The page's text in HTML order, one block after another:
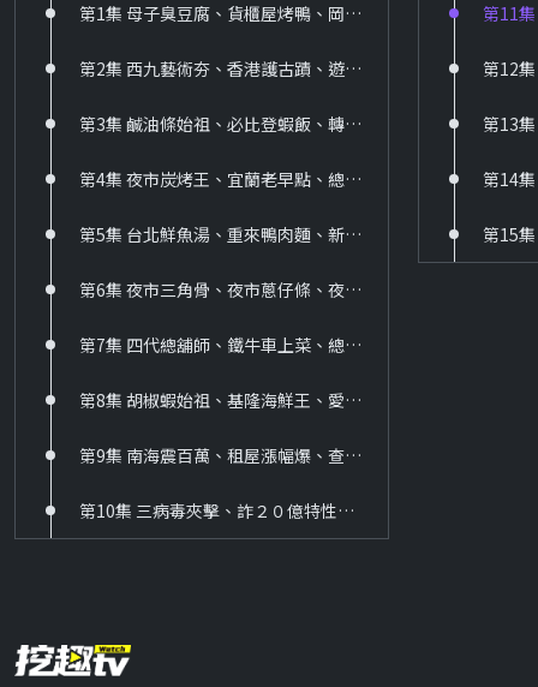
HD
HD
346 北台灣生活誌
HD
HD
371 滾動力 rollor
372 台灣舊時光
第1集 母子臭豆腐、貨櫃屋烤鴨、岡山麻辣鍋、夜市炸刈包、抵債土魠羹、８０年沙茶鍋、有機木瓜王
第2集 西九藝術夯、香港護古蹟、遊港必飲茶、廟街好走逛、香港好好味、巴賽爾預告
第3集 鹹油條始祖、必比登蝦飯、轉職烤鴨王、機場豬腳、地瓜球王、藏書羊肉湯
第4集 夜市炭烤王、宜蘭老早點、總舖師肉羹、九如滷粿、漁村九孔鍋、高麗菜大餅、棒球肉圓
第5集 台北鮮魚湯、重來鴨肉麵、新店山東餅、主廚牛排攤、浪子肉圓王、阿姨蛋餅、媽祖家常菜
第6集 夜市三角骨、夜市蔥仔條、夜市臭薯條、鐵皮臭豆腐、小琉球早餐、榕樹下扣仔嗲、眷村辦桌
第7集 四代總舖師、鐵牛車上菜、總鋪師便當、竹田夯早餐、銀行麵線羹、最老蝦仁飯
第8集 胡椒蝦始祖、基隆海鮮王、愛心便當嫂、羅東無骨鵝、韓味台生根、花蓮番麥王、寧夏炸魷魚
第9集 南海震百萬、租屋漲幅爆、查詐錯方向、最不幸世代、職場Ｚ世代、微退休正夯、主婦退休金、退休族健保、台豬恐淪陷、冷氣機起火
第10集 三病毒夾擊、詐２０億特性、無期不假釋、路怒多瘋狂、無照亂象多、通學路驚險、麵包藏添加、１人戶暴增、車位漲破頭、雙月上飛機、刺身海獸蟲、肌少是警訊